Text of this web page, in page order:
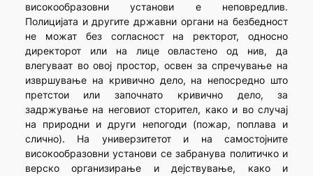
високообразовни установи е неповредлив.
Полицијата и другите државни органи на безбедност
не можат без согласност на ректорот, односно
директорот или на лице овластено од нив, да
влегуваат во овој простор, освен за спречување на
извршување на кривично дело, на непосредно што
претстои или започнато кривично дело, за
задржување на неговиот сторител, како и во случај
на природни и други непогоди (пожар, поплава и
слично). На универзитетот и на самостојните
високообразовни установи се забранува политичко и
верско организирање и дејствување, како и